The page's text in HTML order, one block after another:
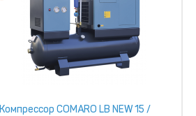
Компрессор COMARO LB NEW 15 /